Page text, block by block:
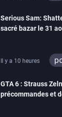
Serious Sam:
sacré bazar le 31
Il y a 10 heures
GTA 6 : Strauss
précommandes et